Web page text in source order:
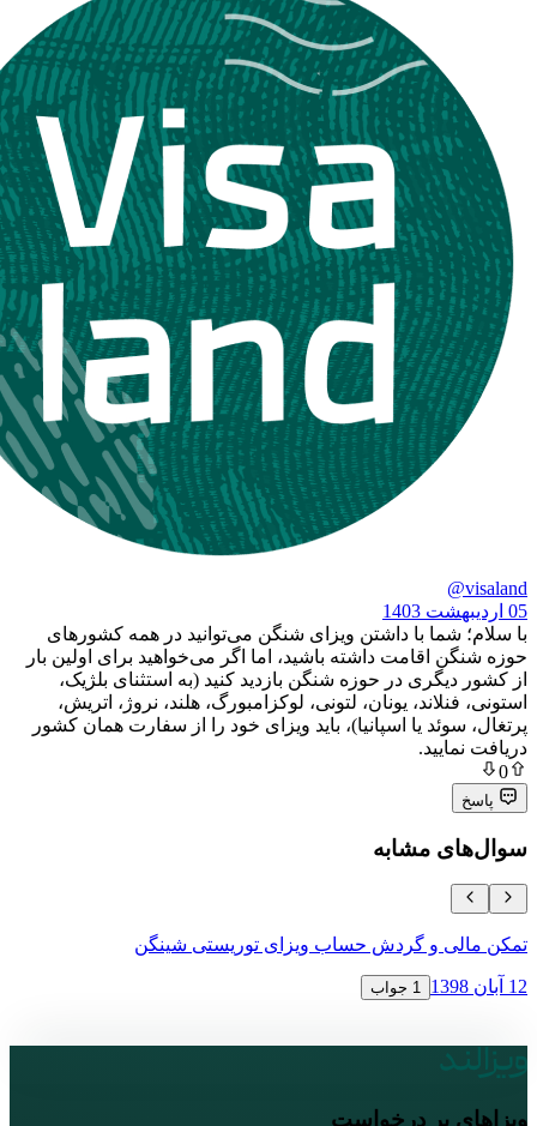
با داشتن ویزای شنگن می‌توانید در همه کشورهای
داشته باشید، اما اگر می‌خواهید برای اولین بار
در حوزه شنگن بازدید کنید (به استثنای بلژیک،
یونان، لتونی، لوکزامبورگ، هلند، نروژ، اتریش،
یا اسپانیا)، باید ویزای خود را از سفارت همان کشور
مشابه
و گردش حساب ویزای توریستی شینگن
پر درخواست